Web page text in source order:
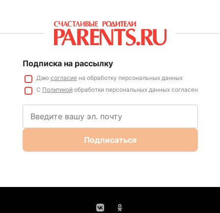
Подписка на рассылку
Даю согласиена обработку персональных данных
С Политикойобработки персональных данных согласен
Подписаться